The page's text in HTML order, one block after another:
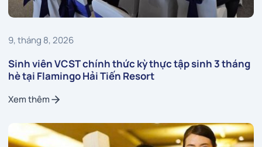
9, tháng 8, 2026
Sinh viên VCST chính thức kỳ thực tập sinh 3 tháng
hè tại Flamingo Hải Tiến Resort
Xem thêm